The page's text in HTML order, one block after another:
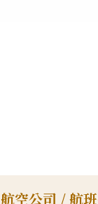
航空公司 / 航